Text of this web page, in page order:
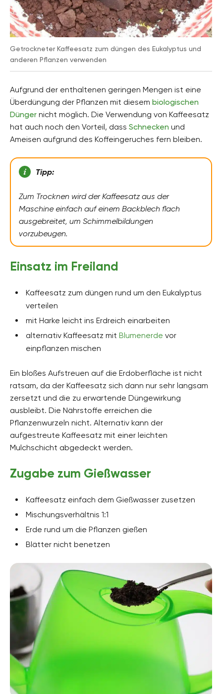
Getrockneter Kaffeesatz zum düngen des Eukalyptus und
anderen Pflanzen verwenden
Aufgrund der enthaltenen geringen Mengen ist eine
Überdüngung der Pflanzen mit diesem biologischen
Dünger nicht möglich. Die Verwendung von Kaffeesatz
hat auch noch den Vorteil, dass Schnecken und
Ameisen aufgrund des Koffeingeruches fern bleiben.
Tipp:
Zum Trocknen wird der Kaffeesatz aus der
Maschine einfach auf einem Backblech flach
ausgebreitet, um Schimmelbildungen
vorzubeugen.
Einsatz im Freiland
Kaffeesatz zum düngen rund um den Eukalyptus
verteilen
mit Harke leicht ins Erdreich einarbeiten
alternativ Kaffeesatz mit Blumenerde vor
einpflanzen mischen
Ein bloßes Aufstreuen auf die Erdoberfläche ist nicht
ratsam, da der Kaffeesatz sich dann nur sehr langsam
zersetzt und die zu erwartende Düngewirkung
ausbleibt. Die Nährstoffe erreichen die
Pflanzenwurzeln nicht. Alternativ kann der
aufgestreute Kaffeesatz mit einer leichten
Mulchschicht abgedeckt werden.
Zugabe zum Gießwasser
Kaffeesatz einfach dem Gießwasser zusetzen
Mischungsverhältnis 1:1
Erde rund um die Pflanzen gießen
Blätter nicht benetzen